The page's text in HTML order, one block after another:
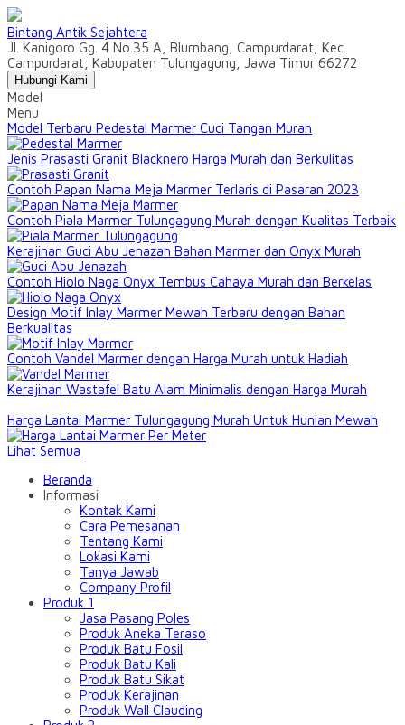
Bintang Antik Sejahtera
Jl. Kanigoro Gg. 4 No.35 A, Blumbang, Campurdarat, Kec.
Campurdarat, Kabupaten Tulungagung, Jawa Timur 66272
Hubungi Kami
Model
Menu
Model Terbaru Pedestal Marmer Cuci Tangan Murah
Jenis Prasasti Granit Blacknero Harga Murah dan Berkulitas
Contoh Papan Nama Meja Marmer Terlaris di Pasaran 2023
Contoh Piala Marmer Tulungagung Murah dengan Kualitas Terbaik
Kerajinan Guci Abu Jenazah Bahan Marmer dan Onyx Murah
Contoh Hiolo Naga Onyx Tembus Cahaya Murah dan Berkelas
Design Motif Inlay Marmer Mewah Terbaru dengan Bahan
Berkualitas
Contoh Vandel Marmer dengan Harga Murah untuk Hadiah
Kerajinan Wastafel Batu Alam Minimalis dengan Harga Murah
Harga Lantai Marmer Tulungagung Murah Untuk Hunian Mewah
Lihat Semua
Beranda
Informasi
Kontak Kami
Cara Pemesanan
Tentang Kami
Lokasi Kami
Tanya Jawab
Company Profil
Produk 1
Jasa Pasang Poles
Produk Aneka Teraso
Produk Batu Fosil
Produk Batu Kali
Produk Batu Sikat
Produk Kerajinan
Produk Wall Clauding